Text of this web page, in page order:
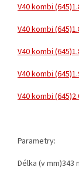
V40 kombi (645)
V40 kombi (645)
V40 kombi (645)
V40 kombi (645)
V40 kombi (645)
Parametry:
Délka (v mm)343